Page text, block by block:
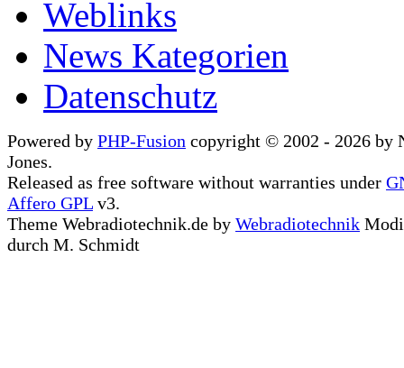
Weblinks
News Kategorien
Datenschutz
Powered by PHP-Fusion copyright © 2002 - 2026 by
Jones.
Released as free software without warranties under
Affero GPL v3.
Theme Webradiotechnik.de by Webradiotechnik
durch M. Schmidt